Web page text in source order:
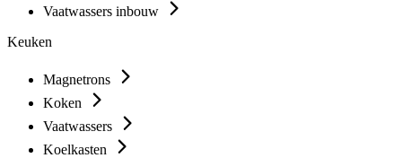
Vaatwassers inbouw
Keuken
Magnetrons
Koken
Vaatwassers
Koelkasten